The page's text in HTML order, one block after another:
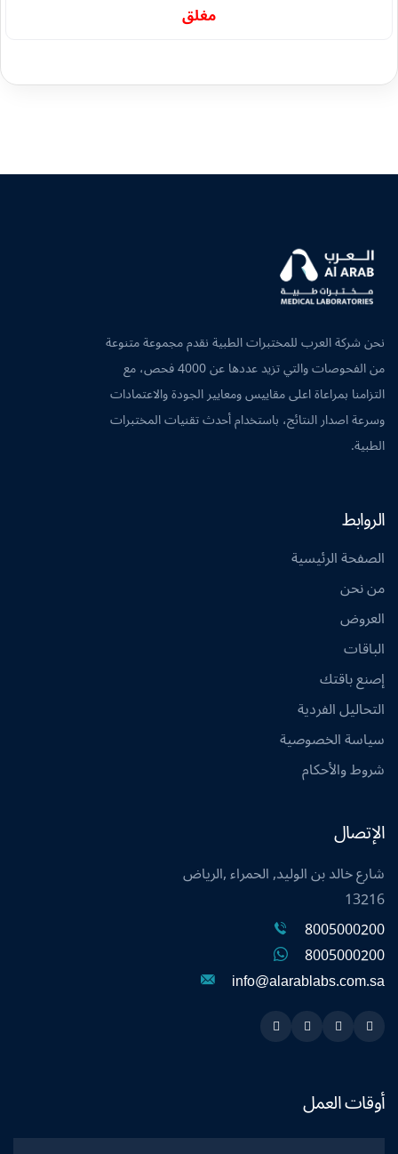
مغلق
نحن شركة العرب للمختبرات الطبية نقدم مجموعة متنوعة
من الفحوصات والتي تزيد عددها عن 4000 فحص، مع
التزامنا بمراعاة اعلى مقاييس ومعايير الجودة والاعتمادات
وسرعة اصدار النتائج، باستخدام أحدث تقنيات المختبرات
الطبية.
الروابط
الصفحة الرئيسية
من نحن
العروض
الباقات
إصنع باقتك
التحاليل الفردية
سياسة الخصوصية
شروط والأحكام
الإتصال
شارع خالد بن الوليد, الحمراء ,الرياض
13216
8005000200
8005000200
info@alarablabs.com.sa
Snapchat
Twitter
Linkedin
Instagram
أوقات العمل